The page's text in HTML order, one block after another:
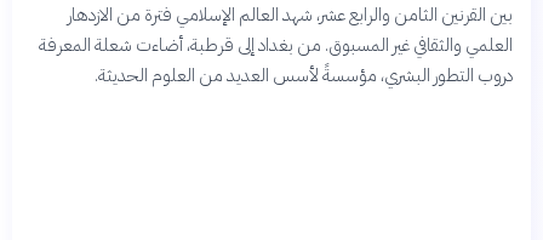
بين القرنين الثامن والرابع عشر، شهد العالم الإسلامي فترة من الازدهار
العلمي والثقافي غير المسبوق. من بغداد إلى قرطبة، أضاءت شعلة المعرفة
دروب التطور البشري، مؤسسةً لأسس العديد من العلوم الحديثة.